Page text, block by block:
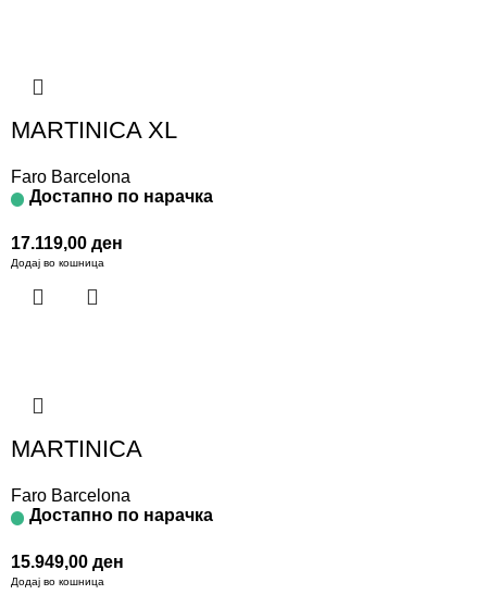
MARTINICA XL
Faro Barcelona
Достапно по нарачка
17.119,00 ден
Додај во кошница
MARTINICA
Faro Barcelona
Достапно по нарачка
15.949,00 ден
Додај во кошница